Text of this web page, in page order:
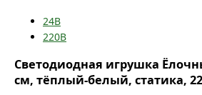
24В
220В
Светодиодная игрушка
см, тёплый-белый, статика,